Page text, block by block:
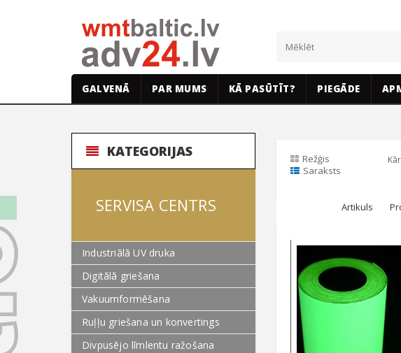
GALVENĀ PAR MUMS KĀ PASŪTĪT? PIEGĀDE
KATEGORIJAS
SERVISA CENTRS
Industriālā UV druka
Digitālā griešana
Vakuumformēšana
Ruļļu griešana un konvertings
Divpusējo līmlentu ražošana
Režģis
Saraksts
Artikuls